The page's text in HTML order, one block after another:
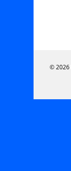
© 2026